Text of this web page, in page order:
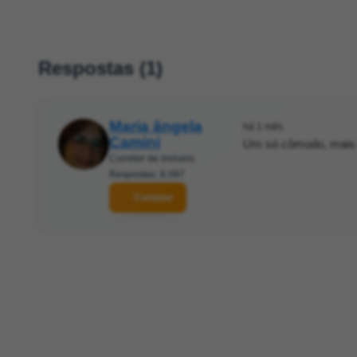
Respostas (1)
Maria ângela
Camini
Contatar
Um só cômodo, mais